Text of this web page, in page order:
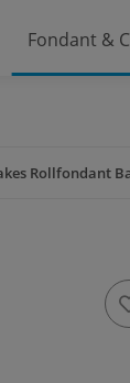
Fondant &
Rollfondant